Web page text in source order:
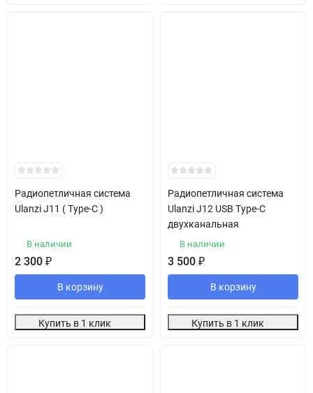
Радиопетличная система
Ulanzi J11 ( Type-C )
В наличии
2 300 ₽
В корзину
Купить в 1 клик
Радиопетличная система
Ulanzi J12 USB Type-C
двухканальная
В наличии
3 500 ₽
В корзину
Купить в 1 клик